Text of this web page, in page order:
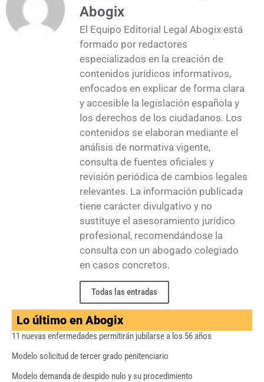
Abogix
El Equipo Editorial Legal Abogix está
formado por redactores
especializados en la creación de
contenidos jurídicos informativos,
enfocados en explicar de forma clara
y accesible la legislación española y
los derechos de los ciudadanos. Los
contenidos se elaboran mediante el
análisis de normativa vigente,
consulta de fuentes oficiales y
revisión periódica de cambios legales
relevantes. La información publicada
tiene carácter divulgativo y no
sustituye el asesoramiento jurídico
profesional, recomendándose la
consulta con un abogado colegiado
en casos concretos.
Todas las entradas
Lo último en Abogix
11 nuevas enfermedades permitirán jubilarse a los 56 años
Modelo solicitud de tercer grado penitenciario
Modelo demanda de despido nulo y su procedimiento